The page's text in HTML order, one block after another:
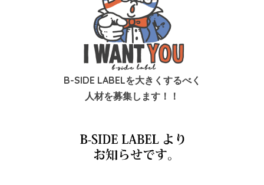
B-SIDE LABELを大きくするべく
人材を募集します！！